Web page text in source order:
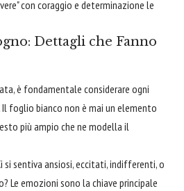
con coraggio e determinazione le
Dettagli che Fanno
è fondamentale considerare ogni
foglio bianco non è mai un elemento
più ampio che ne modella il
si sentiva ansiosi, eccitati, indifferenti, o
Le emozioni sono la chiave principale